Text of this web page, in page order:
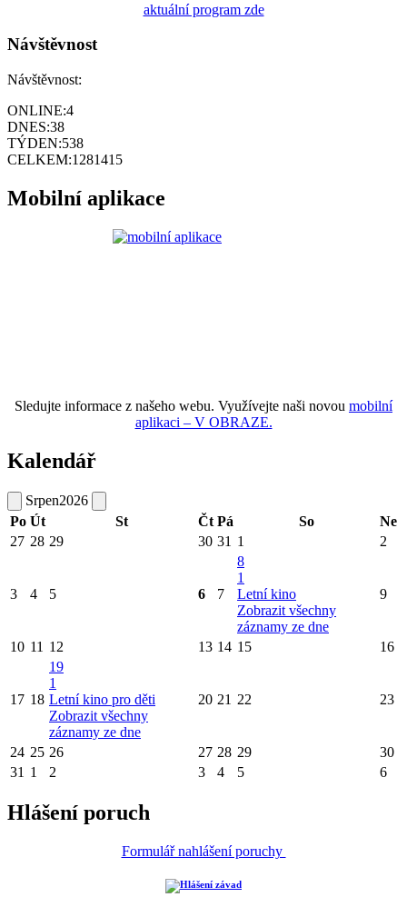
aktuální program zde
Návštěvnost
Návštěvnost:
ONLINE:4
DNES:38
TÝDEN:538
CELKEM:1281415
Mobilní aplikace
Sledujte informace z našeho webu. Využívejte naši novou mobilní
aplikaci – V OBRAZE.
Kalendář
Srpen2026
Po Út St Čt Pá So
Ne
27 28 29 30 31 1 2
3 4 5 6 7
8
1
Letní kino
Zobrazit všechny
záznamy ze dne
9
10 11 12 13 14 15 16
17 18
19
1
Letní kino pro děti
Zobrazit všechny
záznamy ze dne
20 21 22 23
24 25 26 27 28 29
30
31 1 2 3 4 5 6
Hlášení poruch
Formulář nahlášení poruchy